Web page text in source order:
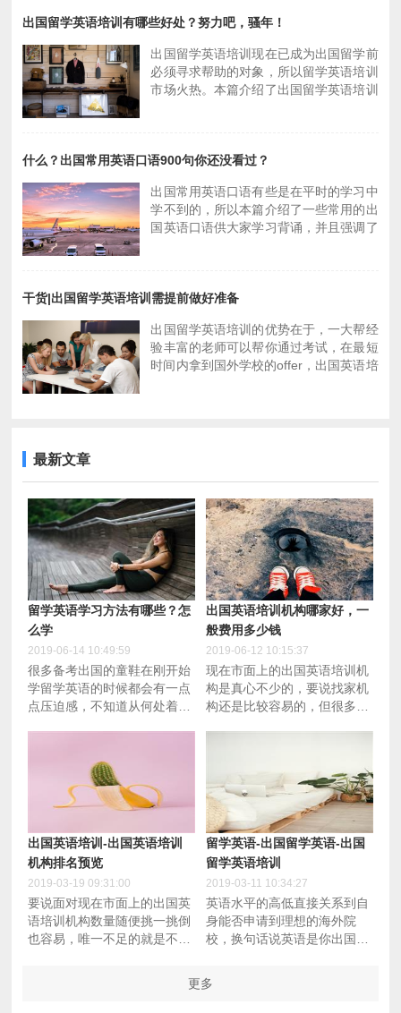
外读书需要的英文与日常交流的英语不
堂的学术英语；再来国内很多出国英语培
训都是以应试为主，教师更多是传授学生
考试技巧，比较注重考试培训，而不是整
出国留学英语培训有哪些好处？努力吧，骚年！
出国留学英语培训现在已成为出国留学前
必须寻求帮助的对象，所以留学英语培训
市场火热。本篇介绍了出国留学英语培训
留学英语培训有纯正的英语环境，不断练
语的目的。沉浸式学习环境，能够帮助人
们摆脱母语干扰，通过和外教老师的不断
沟通交流，学习英语思维，在生活中加以
媒体、互联网上可以了解到发达国家的一
切，完全可以想象得到在国外是如何生活
的。但是这种想象绝对与你实际在国外生
活是两码事。通过出国留学英语培训机
构，可以充分学习和体会异国文化，增长
怎样的，有什么样的习惯，会经常使用怎
样的英语。如果不注意这些，可能去了国
外上课时很多东西不懂。
什么？出国常用英语口语900句你还没看过？
出国常用英语口语有些是在平时的学习中
学不到的，所以本篇介绍了一些常用的出
国英语口语供大家学习背诵，并且强调了
包括：
★出国常用英语口语900句—延长签证期
限
★出国常用英语口语900句—海关纳税
干货|出国留学英语培训需提前做好准备
出国留学英语培训的优势在于，一大帮经
验丰富的老师可以帮你通过考试，在最短
时间内拿到国外学校的offer，出国英语培
最新文章
留学英语学习方法有哪些？怎
么学
2019-06-14 10:49:59
很多备考出国的童鞋在刚开始
学留学英语的时候都会有一点
点压迫感，不知道从何处着手
学习思维和技巧，因而显的比
较慌乱，笔者作为一名备考过
来人，今天在这里给大家分享
一些有关留学英语学习方法和
技巧，希望对大家有所帮助。
出国英语培训机构哪家好，一
般费用多少钱
2019-06-12 10:15:37
现在市面上的出国英语培训机
构是真心不少的，要说找家机
构还是比较容易的，但很多时
好，近来也是看到很多人在问
出国英语培训机构哪家好，一
般费用多少钱，至此笔者在这
里说说个人的看法。
出国英语培训-出国英语培训
机构排名预览
2019-03-19 09:31:00
要说面对现在市面上的出国英
语培训机构数量随便挑一挑倒
也容易，唯一不足的就是不知
钱不会花费太多，但比较浪费
的是时间，换句话来讲，大部
留学英语-出国留学英语-出国
留学英语培训
2019-03-11 10:34:27
英语水平的高低直接关系到自
身能否申请到理想的海外院
校，换句话说英语是你出国留
学英语水平也将直接影响到你
在海外生活的沟通交流，所以
更多